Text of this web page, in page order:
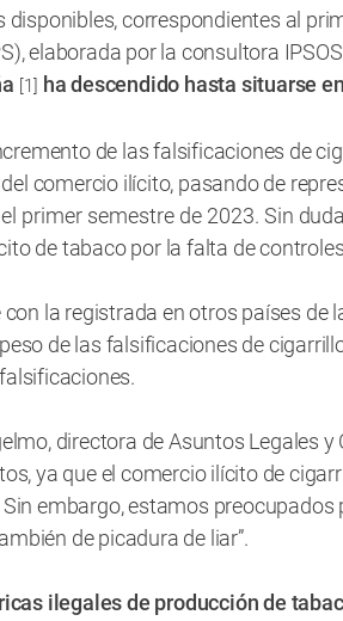
correspondientes al
elaborada por la consultora IPSOS
[1] ha descendido hasta situarse
de las falsificaciones de
comercio ilícito, pasando de
el primer semestre de 2023.Sin
de tabaco por la falta de
la registrada en otros países de
de las falsificaciones de
directora de Asuntos Legales y
ya que el comercio ilícito de
embargo, estamos
de picadura de liar”.
ilegales de producción de